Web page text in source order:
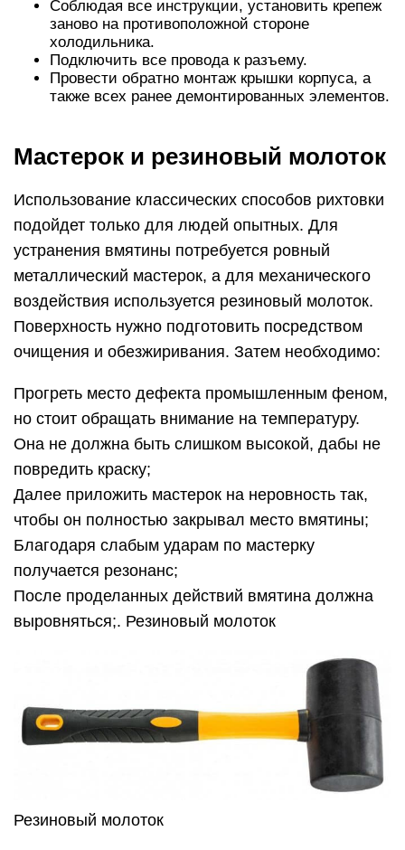
Соблюдая все инструкции, установить крепеж
заново на противоположной стороне
холодильника.
Подключить все провода к разъему.
Провести обратно монтаж крышки корпуса, а
также всех ранее демонтированных элементов.
Мастерок и резиновый молоток
Использование классических способов рихтовки
подойдет только для людей опытных. Для
устранения вмятины потребуется ровный
металлический мастерок, а для механического
воздействия используется резиновый молоток.
Поверхность нужно подготовить посредством
очищения и обезжиривания. Затем необходимо:
Прогреть место дефекта промышленным феном,
но стоит обращать внимание на температуру.
Она не должна быть слишком высокой, дабы не
повредить краску;
Далее приложить мастерок на неровность так,
чтобы он полностью закрывал место вмятины;
Благодаря слабым ударам по мастерку
получается резонанс;
После проделанных действий вмятина должна
выровняться;. Резиновый молоток
Резиновый молоток